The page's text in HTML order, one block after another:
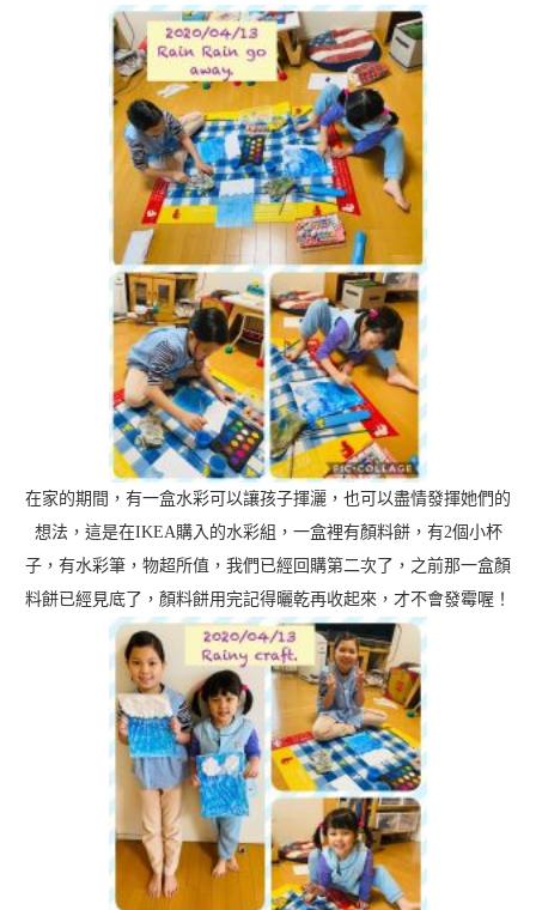
在家的期間，有一盒水彩可以讓孩子揮灑，也可以盡情發揮她們的
想法，這是在IKEA購入的水彩組，一盒裡有顏料餅，有2個小杯
子，有水彩筆，物超所值，我們已經回購第二次了，之前那一盒顏
料餅已經見底了，顏料餅用完記得曬乾再收起來，才不會發霉喔！